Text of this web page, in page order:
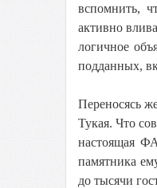
вспомнить,
активно
логичное
подданных,
Переносясь
Тукая. Что
настоящая
памятника
до тысячи